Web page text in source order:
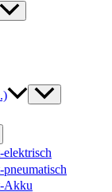
elektrisch
Akku